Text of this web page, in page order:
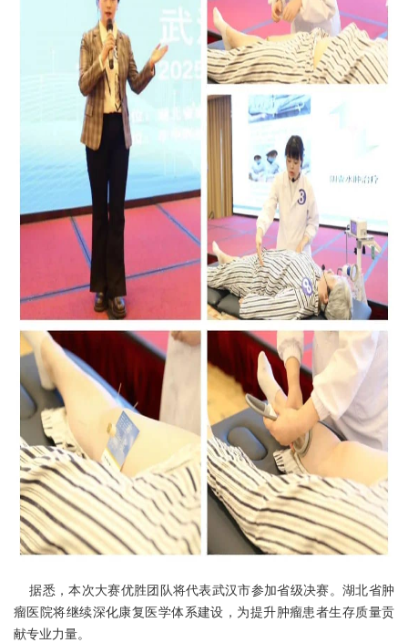
据悉，本次大赛优胜团队将代表武汉市参加省级决赛。湖北省肿
瘤医院将继续深化康复医学体系建设，为提升肿瘤患者生存质量贡
献专业力量。